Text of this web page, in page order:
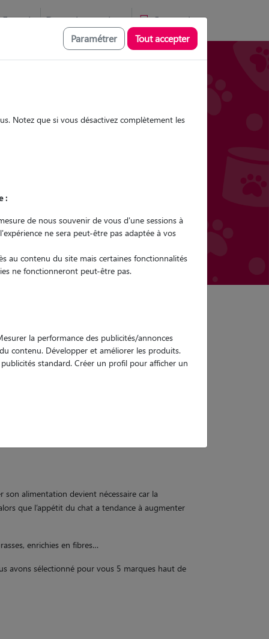
Favoris Devenir pet sitter Connexion
Visites
Visites
quel animal ?
mon Pet Sitter
alimentation devient nécessaire car la
que l’appétit du chat a tendance à augmenter
enrichies en fibres…
avons sélectionné pour vous 5 marques haut de
Paramétrer Tout accepter
Notez que si vous désactivez complètement les
:
de nous souvenir de vous d'une sessions à
ne sera peut-être pas adaptée à vos
au contenu du site mais certaines fonctionnalités
ne fonctionneront peut-être pas.
la performance des publicités/annonces
contenu. Développer et améliorer les produits.
standard. Créer un profil pour afficher un